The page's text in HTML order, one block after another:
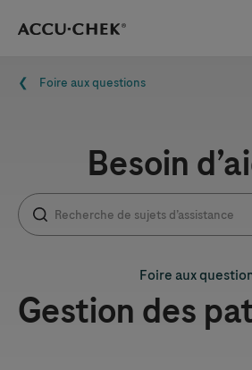
Skip navigation
Fil d'Ariane
Foire aux questions
Besoin
Foire aux
Gestion des